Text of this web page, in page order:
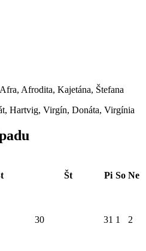
Afrodita, Kajetána, Štefana
Hartvig, Virgín, Donáta, Virgínia
Št Pi So Ne
30 31 1 2